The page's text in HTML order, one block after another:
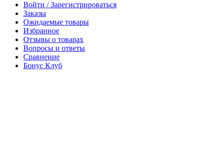
Войти / Зарегистрироваться
Заказы
Ожидаемые товары
Избранное
Отзывы о товарах
Вопросы и ответы
Сравнение
Бонус Клуб